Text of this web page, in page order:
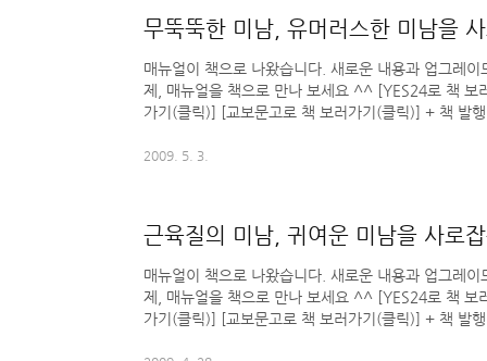
무뚝뚝한 미남, 유머러스한 미남을
매뉴얼이 책으로 나왔습니다. 새로운 내용과 업그레
제, 매뉴얼을 책으로 만나 보세요 ^^ [YES24로 책 보
가기(클릭)] [교보문고로 책 보러가기(클릭)] + 책 발
실 수 있습니다. 오른쪽 카테고리를 참고하세요.
2009. 5. 3.
근육질의 미남, 귀여운 미남을 사로
매뉴얼이 책으로 나왔습니다. 새로운 내용과 업그레
제, 매뉴얼을 책으로 만나 보세요 ^^ [YES24로 책 보
가기(클릭)] [교보문고로 책 보러가기(클릭)] + 책 발